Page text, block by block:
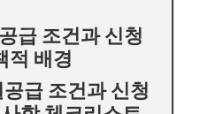
급 조건과 신청
적 배경
급 조건과 신청